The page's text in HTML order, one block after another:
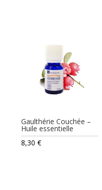
Gaulthérie Couchée –
Huile essentielle
8,30€